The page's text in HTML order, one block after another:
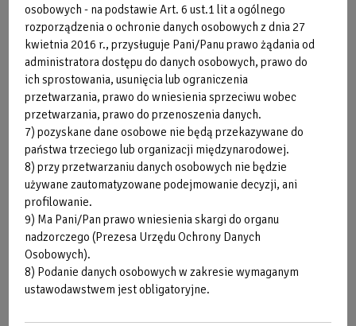
Obraz
bez
opisu
Obraz
opisu
osobowych - na podstawie Art. 6 ust.1 lit a ogólnego
rozporządzenia o ochronie danych osobowych z dnia 27
kwietnia 2016 r., przysługuje Pani/Panu prawo żądania od
administratora dostępu do danych osobowych, prawo do
ich sprostowania, usunięcia lub ograniczenia
przetwarzania, prawo do wniesienia sprzeciwu wobec
przetwarzania, prawo do przenoszenia danych.
7) pozyskane dane osobowe nie będą przekazywane do
państwa trzeciego lub organizacji międzynarodowej.
8) przy przetwarzaniu danych osobowych nie będzie
używane zautomatyzowane podejmowanie decyzji, ani
profilowanie.
9) Ma Pani/Pan prawo wniesienia skargi do organu
nadzorczego (Prezesa Urzędu Ochrony Danych
Osobowych).
8) Podanie danych osobowych w zakresie wymaganym
ustawodawstwem jest obligatoryjne.